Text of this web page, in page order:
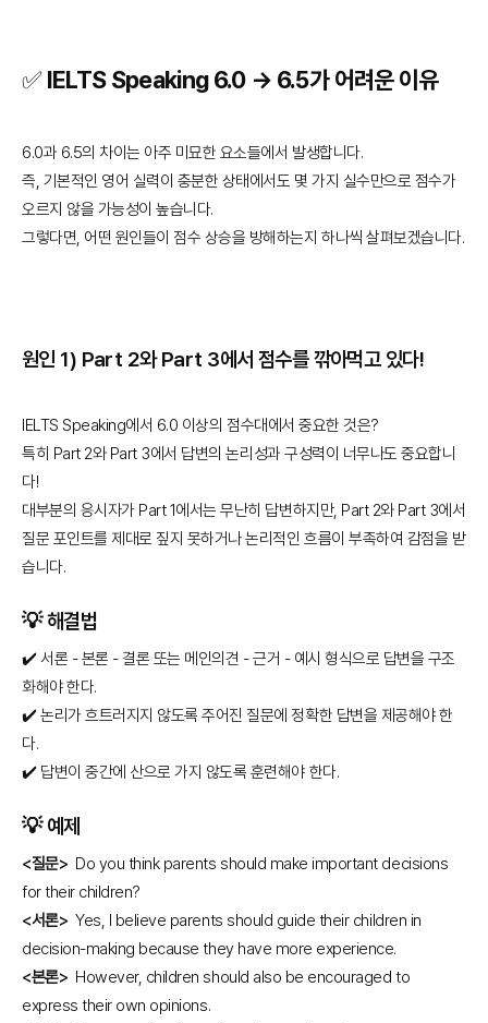
✅ IELTS Speaking 6.0 → 6.5가 어려운 이유
6.0과 6.5의 차이는 아주 미묘한 요소들에서 발생합니다.
즉, 기본적인 영어 실력이 충분한 상태에서도 몇 가지 실수만으로 점수가
오르지 않을 가능성이 높습니다.
그렇다면, 어떤 원인들이 점수 상승을 방해하는지 하나씩 살펴보겠습니다.
원인 1) Part 2와 Part 3에서 점수를 깎아먹고 있다!
IELTS Speaking에서 6.0 이상의 점수대에서 중요한 것은?
특히 Part 2와 Part 3에서 답변의 논리성과 구성력이 너무나도 중요합니
다!
대부분의 응시자가 Part 1에서는 무난히 답변하지만, Part 2와 Part 3에서
질문 포인트를 제대로 짚지 못하거나 논리적인 흐름이 부족하여 감점을 받
습니다.
💡 해결법
✔️ 서론 - 본론 - 결론 또는 메인의견 - 근거 - 예시 형식으로 답변을 구조
화해야 한다.
✔️ 논리가 흐트러지지 않도록 주어진 질문에 정확한 답변을 제공해야 한
다.
✔️ 답변이 중간에 산으로 가지 않도록 훈련해야 한다.
💡 예제
<질문> Do you think parents should make important decisions
for their children?
<서론>Yes, I believe parents should guide their children in
decision-making because they have more experience.
<본론>However, children should also be encouraged to
express their own opinions.